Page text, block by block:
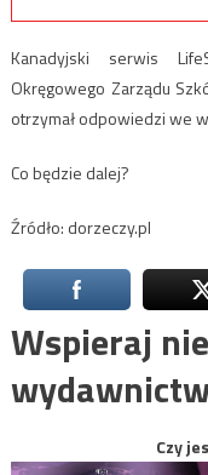
Kanadyjski serwis
Okręgowego Zarządu
otrzymał odpowiedzi we
Co będzie dalej?
Źródło: dorzeczy.pl
Wspieraj
Czy